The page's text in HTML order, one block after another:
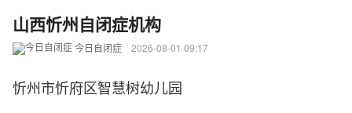
山西忻州自闭症机构
今日自闭症 2026-08-01 09:17
忻州市忻府区智慧树幼儿园